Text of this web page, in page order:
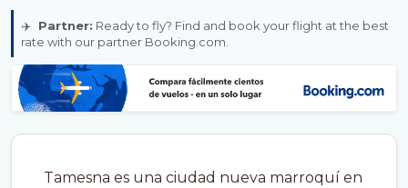
✈️ Partner: Ready to fly? Find and book your flight at the best
rate with our partner Booking.com.
Tamesna es una ciudad nueva marroquí en